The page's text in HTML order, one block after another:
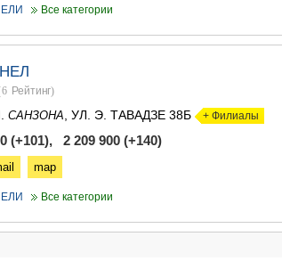
Все категории
Рейтинг)
САНЗОНА , УЛ. Э. ТАВАДЗЕ 38Б + Филиалы
(+101), 2 209 900 (+140)
map
Все категории